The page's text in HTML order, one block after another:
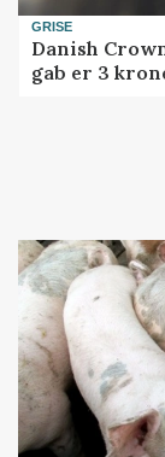
GRISE
Danish
gab er 3